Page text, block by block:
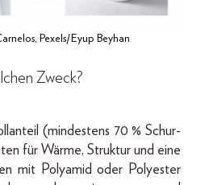
Pexels/Eyup Beyhan
Zweck?
(mindestens 70 % Schur-
für Wärme, Struktur und eine
mit Polyamid oder Polyester